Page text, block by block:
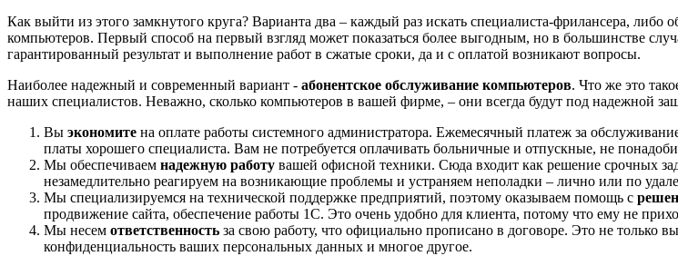
Как выйти из этого замкнутого круга? Варианта два – каждый раз искать специалиста-фрилансера,
компьютеров. Первый способ на первый взгляд может показаться более выгодным, но в большинстве
гарантированный результат и выполнение работ в сжатые сроки, да и с оплатой возникают вопросы.
Наиболее надежный и современный вариант - абонентское обслуживание компьютеров. Что же это
наших специалистов. Неважно, сколько компьютеров в вашей фирме, – они всегда будут под надежной
Вы экономите на оплате работы системного администратора. Ежемесячный платеж за
платы хорошего специалиста. Вам не потребуется оплачивать больничные и отпускные, не
Мы обеспечиваем надежную работу вашей офисной техники. Сюда входит как решение срочных
незамедлительно реагируем на возникающие проблемы и устраняем неполадки – лично или по
Мы специализируемся на технической поддержке предприятий, поэтому оказываем помощь с
продвижение сайта, обеспечение работы 1С. Это очень удобно для клиента, потому что ему не
Мы несем ответственность за свою работу, что официально прописано в договоре. Это не только
конфиденциальность ваших персональных данных и многое другое.